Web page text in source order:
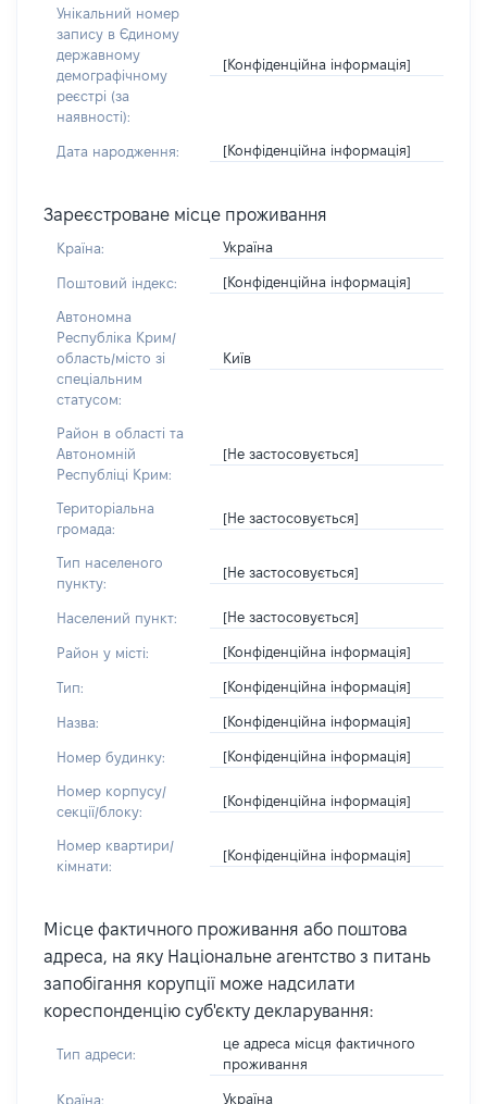
Унікальний номер
запису в Єдиному
державному
демографічному
реєстрі (за
наявності):
[Конфіденційна інформація]
Дата народження: [Конфіденційна інформація]
Зареєстроване місце проживання
Країна: Україна
Поштовий індекс: [Конфіденційна інформація]
Автономна
Республіка Крим/
область/місто зі
спеціальним
статусом:
Київ
Район в області та
Автономній
Республіці Крим:
[Не застосовується]
Територіальна
громада:
[Не застосовується]
Тип населеного
пункту:
[Не застосовується]
Населений пункт: [Не застосовується]
Район у місті: [Конфіденційна інформація]
Тип: [Конфіденційна інформація]
Назва: [Конфіденційна інформація]
Номер будинку: [Конфіденційна інформація]
Номер корпусу/
секції/блоку:
[Конфіденційна інформація]
Номер квартири/
кімнати:
[Конфіденційна інформація]
Місце фактичного проживання або поштова
адреса, на яку Національне агентство з питань
запобігання корупції може надсилати
кореспонденцію суб'єкту декларування:
Тип адреси:
це адреса місця фактичного
проживання
Країна: Україна